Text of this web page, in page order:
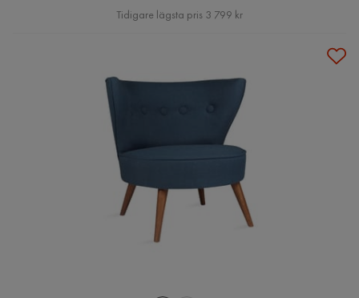
Pris
Tidigare lägsta pris 3 799 kr